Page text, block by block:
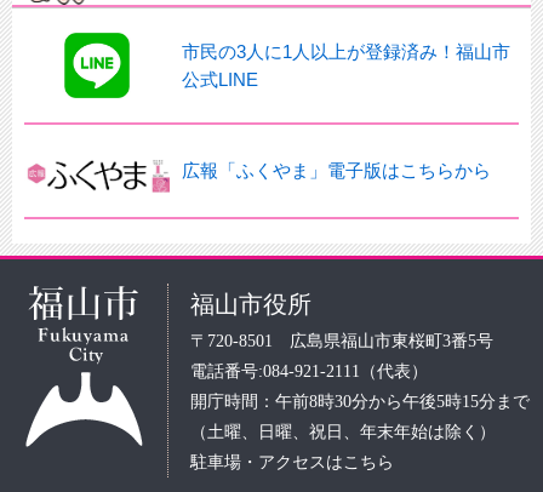
市民の3人に1人以上が登録済み！福山市
公式LINE
広報「ふくやま」電子版はこちらから
福山市役所
〒720-8501 広島県福山市東桜町3番5号
電話番号:084-921-2111（代表）
開庁時間：午前8時30分から午後5時15分まで
（土曜、日曜、祝日、年末年始は除く）
駐車場・アクセスはこちら